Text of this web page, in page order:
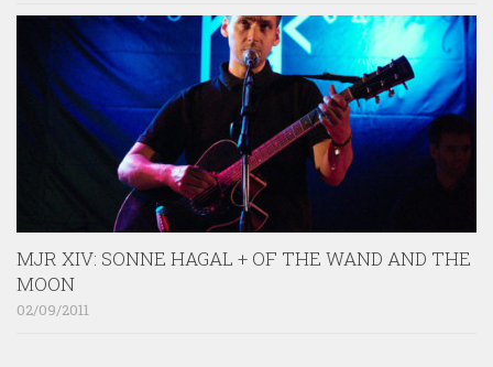
MJR XIV: SONNE HAGAL + OF THE WAND AND THE
MOON
02/09/2011